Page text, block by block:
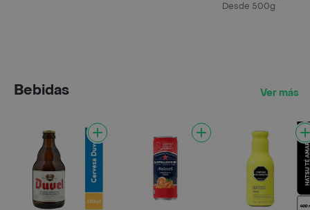
Desde 500g
Bebidas Ver más